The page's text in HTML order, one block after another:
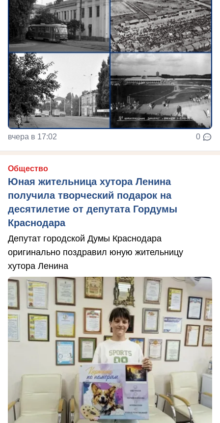
вчера в 17:02 0
Общество
Юная жительница хутора Ленина
получила творческий подарок на
десятилетие от депутата Гордумы
Краснодара
Депутат городской Думы Краснодара
оригинально поздравил юную жительницу
хутора Ленина